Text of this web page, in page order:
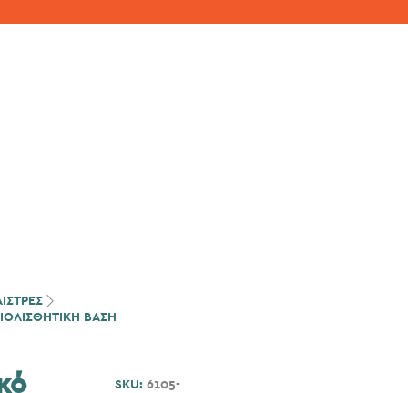
ΒΆΣΗ
SKU: 6105-